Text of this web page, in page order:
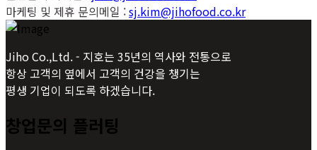
마케팅 및 제휴 문의메일 :sj.kim@jihofood.co.kr
Jiho Co.,Ltd. - 지호는 35년의 역사와 전통으로
항상 고객의 옆에서 고객의 건강을 챙기는
평생 기업이 되도록 하겠습니다.
창업문의 플러팅